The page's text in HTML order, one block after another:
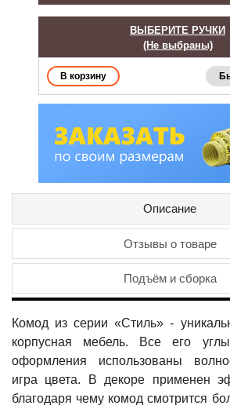
ВЫБЕРИТЕ РУЧКИ
(Не выбраны)
Описание
Отзывы о товаре
Подъём и сборка
Комод из серии «Стиль» -
корпусная мебель. Все его
оформления использованы
игра цвета. В декоре применен
благодаря чему комод смотрится